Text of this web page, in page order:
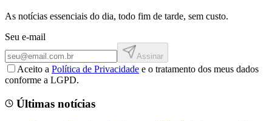
As notícias essenciais do dia, todo fim de tarde, sem custo.
Seu e-mail
Assinar
Aceito a Política de Privacidade e o tratamento dos meus dados
conforme a LGPD.
Últimas notícias